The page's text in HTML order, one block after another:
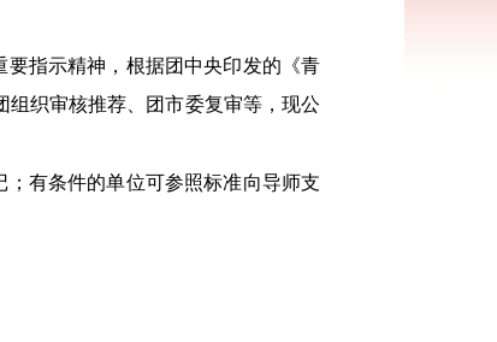
指示精神，根据团中央印发的《青
组织审核推荐、团市委复审等，现公
有条件的单位可参照标准向导师支